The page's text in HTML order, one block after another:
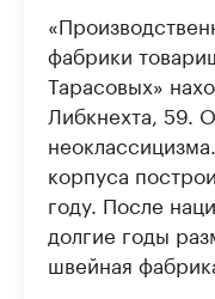
фабрики
Тарасовых»
Либкнехта, 59.
корпуса
году. После
долгие годы
швейная